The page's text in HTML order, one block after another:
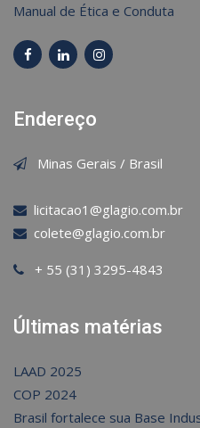
Manual de Ética e Conduta
Endereço
Minas Gerais / Brasil
licitacao1@glagio.com.br
colete@glagio.com.br
+ 55 (31) 3295-4843
Últimas matérias
LAAD 2025
COP 2024
Brasil fortalece sua Base